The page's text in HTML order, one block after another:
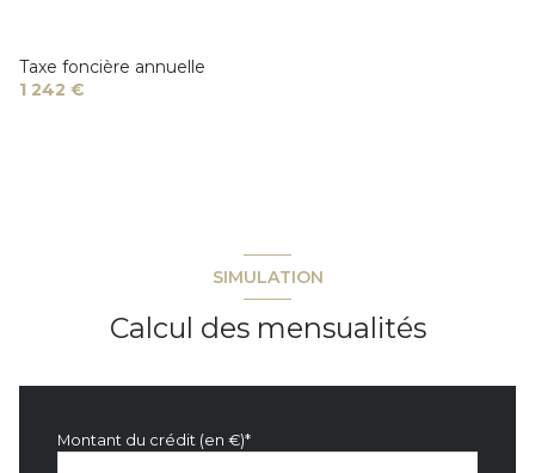
Taxe foncière annuelle
1 242 €
SIMULATION
Calcul des mensualités
Montant du crédit (en €)*